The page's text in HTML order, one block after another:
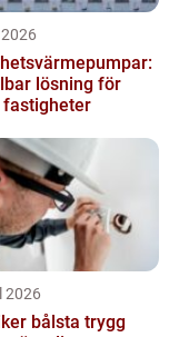
lösning för
2026
bålsta trygg